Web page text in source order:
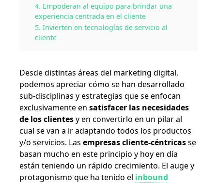
4. Empoderan al equipo para brindar una
experiencia centrada en el cliente
5. Invierten en tecnologías de servicio al
cliente
Desde distintas áreas del marketing digital,
podemos apreciar cómo se han desarrollado
sub-disciplinas y estrategias que se enfocan
exclusivamente en satisfacer las necesidades
de los clientesy en convertirlo en un pilar al
cual se van a ir adaptando todos los productos
y/o servicios. Las empresas cliente-céntricasse
basan mucho en este principio y hoy en día
están teniendo un rápido crecimiento. El auge y
protagonismo que ha tenido el inbound